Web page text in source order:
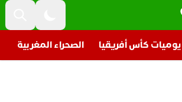
يوميات كأس أفريقيا الصحراء المغربية